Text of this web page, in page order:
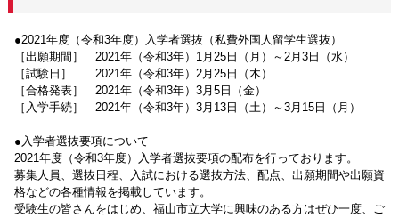
●2021年度（令和3年度）入学者選抜（私費外国人留学生選抜）
［出願期間］ 2021年（令和3年）1月25日（月）～2月3日（水）
［試験日］ 2021年（令和3年）2月25日（木）
［合格発表］ 2021年（令和3年）3月5日（金）
［入学手続］ 2021年（令和3年）3月13日（土）～3月15日（月）
●入学者選抜要項について
2021年度（令和3年度）入学者選抜要項の配布を行っております。
募集人員、選抜日程、入試における選抜方法、配点、出願期間や出願資
格などの各種情報を掲載しています。
受験生の皆さんをはじめ、福山市立大学に興味のある方はぜひ一度、ご